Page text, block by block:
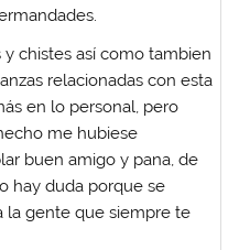
chistes así como tambien
relacionadas con esta
en lo personal, pero
me hubiese
buen amigo y pana, de
hay duda porque se
la gente que siempre te